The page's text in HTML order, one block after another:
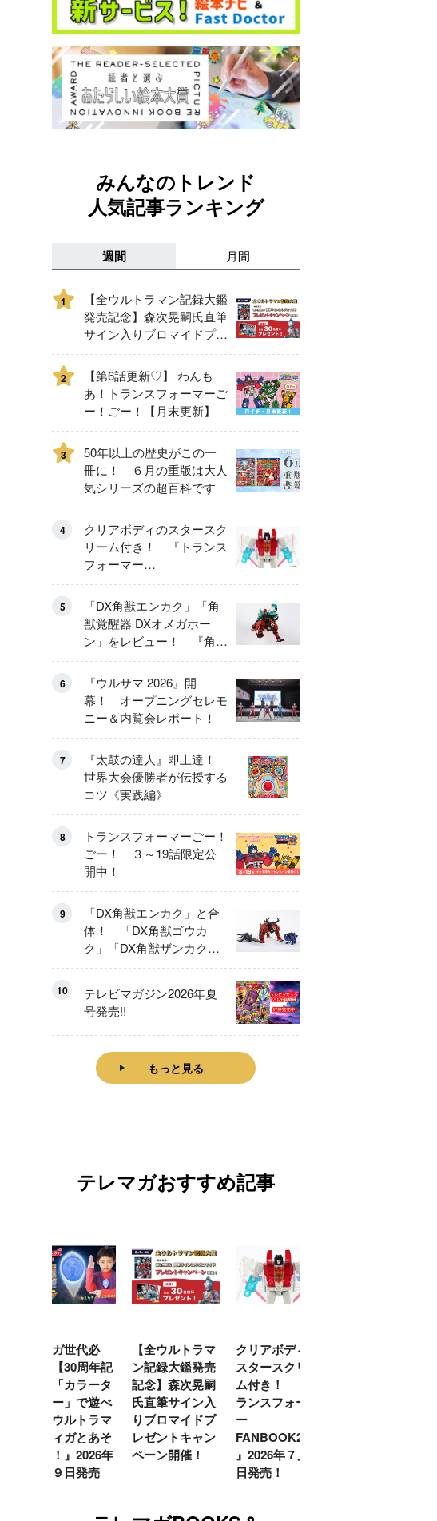
みんなのトレンド
人気記事ランキング
週間 月間
1
【全ウルトラマン記録大鑑
発売記念】森次晃嗣氏直筆
サイン入りブロマイドプレ
ゼントキャンペーン開催！
2
【第6話更新♡】 わんも
あ！トランスフォーマーご
ー！ごー！【月末更新】
3
50年以上の歴史がこの一
冊に！ ６月の重版は大人
気シリーズの超百科です
4
クリアボディのスタースク
リーム付き！ 『トランス
フォーマー
FANBOOK2026』2026年
７月31日発売！
5
「DX角獣エンカク」「角
獣覚醒器 DXオメガホー
ン」をレビュー！ 『角醒
ハンター オメガホーン』
の玩具展開がスタート！
6
『ウルサマ 2026』開
幕！ オープニングセレモ
ニー＆内覧会レポート！
7
『太鼓の達人』即上達！
世界大会優勝者が伝授する
コツ《実践編》
8
トランスフォーマーごー！
ごー！ ３～19話限定公
開中！
9
「DX角獣エンカク」と合
体！ 「DX角獣ゴウカ
ク」「DX角獣ザンカク」
をレビュー！
10
テレビマガジン2026年夏
号発売!!
もっと見る
テレマガおすすめ記事
ティガ世代必
見！【30周年記
念】「カラータ
イマー」で遊べ
る『ウルトラマ
ンティガとあそ
ぼう！』2026年
７月９日発売
【全ウルトラマ
ン記録大鑑発売
記念】森次晃嗣
氏直筆サイン入
りブロマイドプ
レゼントキャン
ペーン開催！
クリアボディの
スタースクリー
ム付き！ 『ト
ランスフォーマ
ー
FANBOOK2026
』2026年７月31
日発売！